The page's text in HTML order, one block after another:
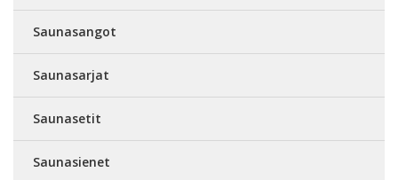
Saunasangot
Saunasarjat
Saunasetit
Saunasienet